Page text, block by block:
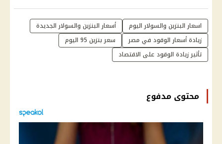
اسعار البنزين والسولار اليوم
أسعار البنزين والسولار الجديدة
زيادة أسعار الوقود في مصر
سعر بنزين 95 اليوم
تأثير زيادة الوقود على الاقتصاد
محتوى مدفوع